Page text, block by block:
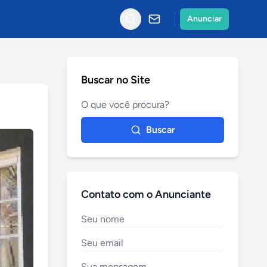
Anunciar
Buscar no Site
Buscar
Contato com o Anunciante